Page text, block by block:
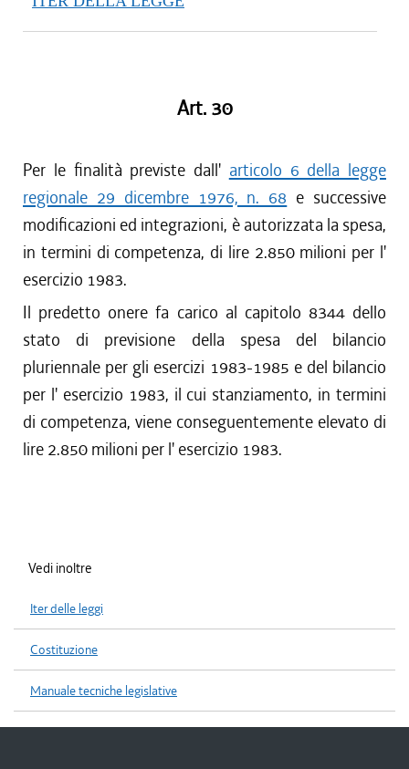
Art. 30
Per le finalità previste dall' articolo 6 della legge
regionale 29 dicembre 1976, n. 68 e successive
modificazioni ed integrazioni, è autorizzata la spesa,
in termini di competenza, di lire 2.850 milioni per l'
esercizio 1983.
Il predetto onere fa carico al capitolo 8344 dello
stato di previsione della spesa del bilancio
pluriennale per gli esercizi 1983-1985 e del bilancio
per l' esercizio 1983, il cui stanziamento, in termini
di competenza, viene conseguentemente elevato di
lire 2.850 milioni per l' esercizio 1983.
Vedi inoltre
Iter delle leggi
Costituzione
Manuale tecniche legislative